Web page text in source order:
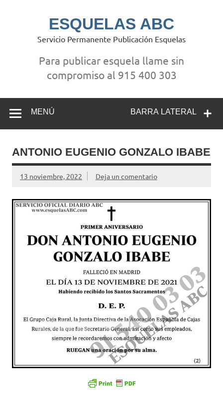
ESQUELAS ABC
Servicio Permanente Publicación Esquelas
Para publicar esquela llame sin
compromiso al 915 400 303
BARRA LATERAL
MENÚ
ANTONIO EUGENIO GONZALO IBABE
13 noviembre, 2022 Deja un comentario